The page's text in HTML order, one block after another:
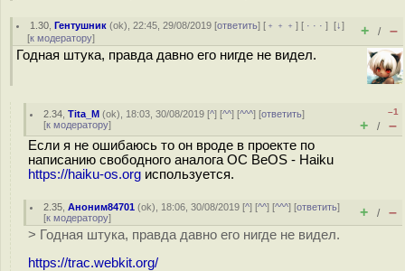
1.30 ,Гентушник (ok), 22:45, 29/08/2019 [ответить] [ ﹢﹢﹢] [ · · ·][↓]
[к модератору] + / –
Годная штука, правда давно его нигде не видел.
2.34 ,Tita_M (ok), 18:03, 30/08/2019 [^] [^^] [^^^] [ответить]
[к модератору]
–1
+ / –
Если я не ошибаюсь то он вроде в проекте по
написанию свободного аналога ОС BeOS - Haiku
https://haiku-os.org используется.
2.35 ,Аноним84701 (ok), 18:06, 30/08/2019 [^] [^^] [^^^] [ответить]
[к модератору] + / –
> Годная штука, правда давно его нигде не видел.
https://trac.webkit.org/